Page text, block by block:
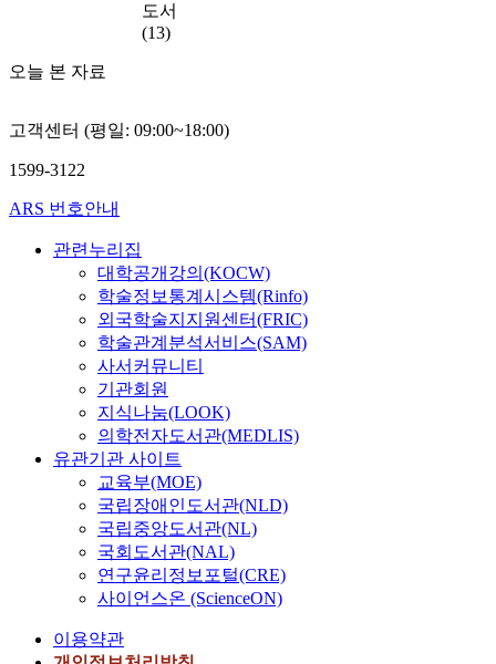
도서
(13)
오늘 본 자료
고객센터 (평일: 09:00~18:00)
1599-3122
ARS 번호안내
관련누리집
대학공개강의(KOCW)
학술정보통계시스템(Rinfo)
외국학술지지원센터(FRIC)
학술관계분석서비스(SAM)
사서커뮤니티
기관회원
지식나눔(LOOK)
의학전자도서관(MEDLIS)
유관기관 사이트
교육부(MOE)
국립장애인도서관(NLD)
국립중앙도서관(NL)
국회도서관(NAL)
연구윤리정보포털(CRE)
사이언스온 (ScienceON)
이용약관